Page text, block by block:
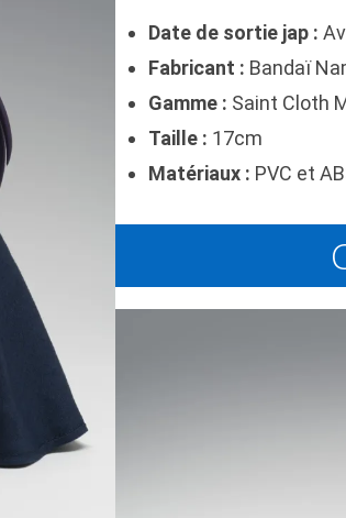
Date de sortie jap :
Fabricant : Bandaï
Gamme : Saint Cloth
Taille : 17cm
Matériaux : PVC et